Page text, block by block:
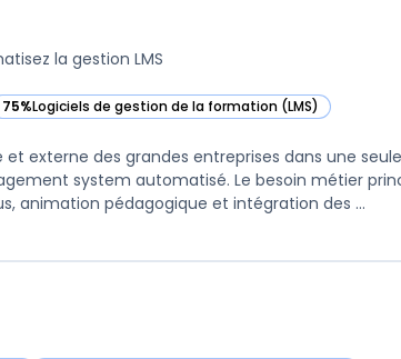
la gestion LMS
75%Logiciels de gestion de la formation (LMS)
— voir 360Learning dans cette catégorie
externe des grandes entreprises dans une
system automatisé. Le besoin métier
nécessité de combiner gestion de contenus, animation pédagogique et intégration des ...